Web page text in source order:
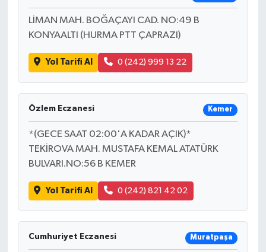
LİMAN MAH. BOĞAÇAYI CAD. NO:49 B
KONYAALTI (HURMA PTT ÇAPRAZI)
Yol Tarifi Al 0 (242) 999 13 22
Özlem Eczanesi Kemer
*(GECE SAAT 02:00'A KADAR AÇIK)*
TEKİROVA MAH. MUSTAFA KEMAL ATATÜRK
BULVARI.NO:56 B KEMER
Yol Tarifi Al 0 (242) 821 42 02
Cumhuriyet Eczanesi Muratpaşa